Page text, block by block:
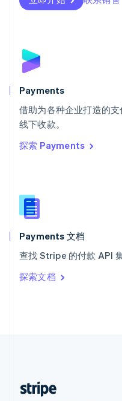
Payments
借助为各种企业打造的
线下收款。
探索 Payments
Payments 文档
查找 Stripe 的付款 API
探索文档
DeutschFrançais
English
斯洛文尼亚
泰国
ไทยEnglish
希腊
English
西班牙
新西兰
English
匈牙利
English
ItalianoEnglish
印度
English